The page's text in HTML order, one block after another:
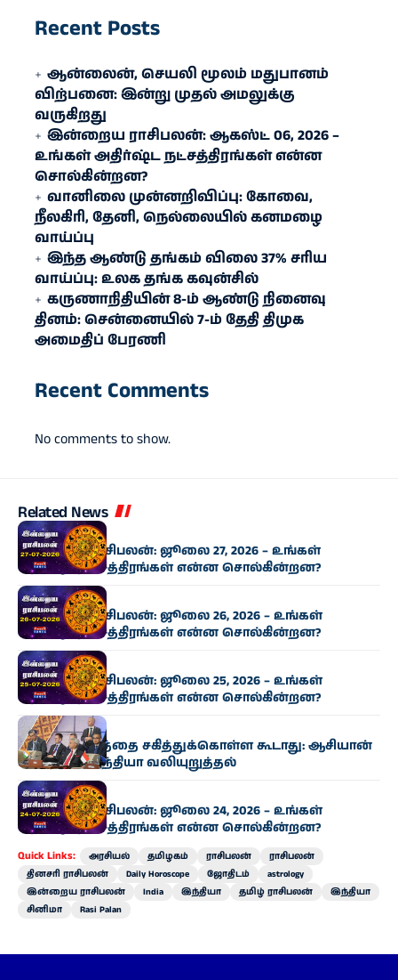
Recent Posts
ஆன்லைன், செயலி மூலம் மதுபானம்
விற்பனை: இன்று முதல் அமலுக்கு
வருகிறது
இன்றைய ராசிபலன்: ஆகஸ்ட் 06, 2026 –
உங்கள் அதிர்ஷ்ட நட்சத்திரங்கள் என்ன
சொல்கின்றன?
வானிலை முன்னறிவிப்பு: கோவை,
நீலகிரி, தேனி, நெல்லையில் கனமழை
வாய்ப்பு
இந்த ஆண்டு தங்கம் விலை 37% சரிய
வாய்ப்பு: உலக தங்க கவுன்சில்
கருணாநிதியின் 8-ம் ஆண்டு நினைவு
தினம்: சென்னையில் 7-ம் தேதி திமுக
அமைதிப் பேரணி
Recent Comments
No comments to show.
Related News
ராசிபலன்
இன்றைய ராசிபலன்: ஜூலை 27, 2026 – உங்கள்
அதிர்ஷ்ட நட்சத்திரங்கள் என்ன சொல்கின்றன?
ராசிபலன்
இன்றைய ராசிபலன்: ஜூலை 26, 2026 – உங்கள்
அதிர்ஷ்ட நட்சத்திரங்கள் என்ன சொல்கின்றன?
ராசிபலன்
இன்றைய ராசிபலன்: ஜூலை 25, 2026 – உங்கள்
அதிர்ஷ்ட நட்சத்திரங்கள் என்ன சொல்கின்றன?
இந்தியா
பயங்கரவாதத்தை சகித்துக்கொள்ள கூடாது: ஆசியான்
கூட்டத்தில் இந்தியா வலியுறுத்தல்
ராசிபலன்
இன்றைய ராசிபலன்: ஜூலை 24, 2026 – உங்கள்
அதிர்ஷ்ட நட்சத்திரங்கள் என்ன சொல்கின்றன?
Quick Links: அரசியல் தமிழகம் ராசிபலன்
ராசிபலன்
தினசரி ராசிபலன்
Daily Horoscope ஜோதிடம்
astrology
இன்றைய ராசிபலன்
India இந்தியா தமிழ் ராசிபலன்
இந்தியா
சினிமா
Rasi Palan